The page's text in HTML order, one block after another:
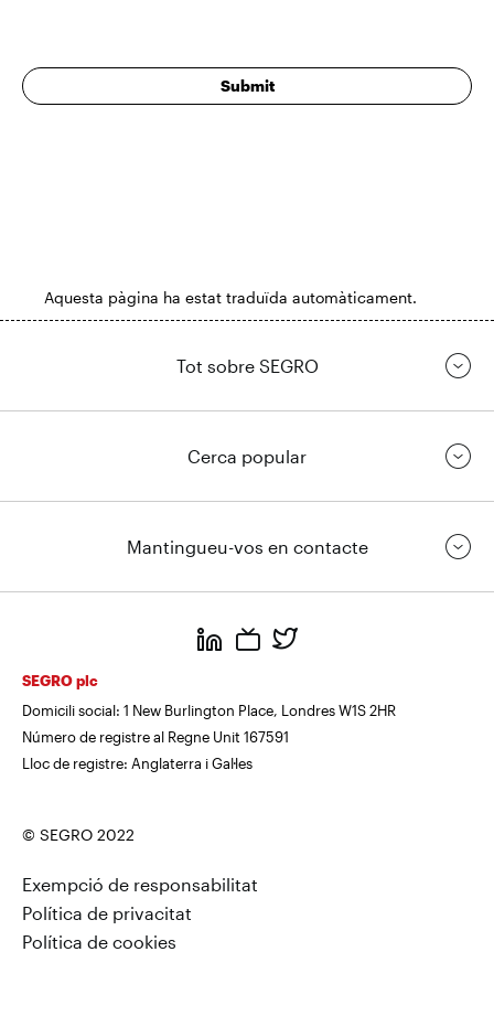
Aquesta pàgina ha estat traduïda automàticament.
Tot sobre SEGRO
Cerca popular
Mantingueu-vos en contacte
https://www.linkedin.com/
https://www.youtube.com/
https://twitter.com/
SEGRO plc
Domicili social: 1 New Burlington Place, Londres W1S 2HR
Número de registre al Regne Unit 167591
Lloc de registre: Anglaterra i Gal·les
© SEGRO 2022
Exempció de responsabilitat
Política de privacitat
Política de cookies